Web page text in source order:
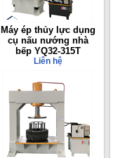
Máy ép thủy lực dụng
cụ nấu nướng nhà
bếp YQ32-315T
Liên hệ